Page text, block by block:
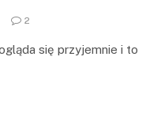
2
się przyjemnie i to